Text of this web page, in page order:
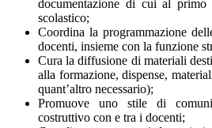
documentazione di cui al primo
scolastico;
Coordina la programmazione
docenti, insieme con la funzione
Cura la diffusione di materiali
alla formazione, dispense,
quant’altro necessario);
Promuove uno stile di
costruttivo con e tra i docenti;